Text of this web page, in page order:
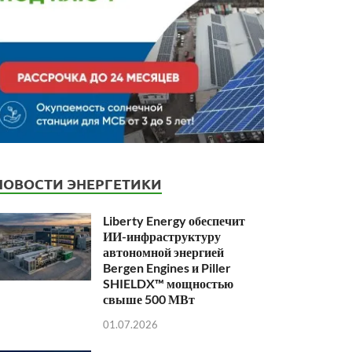
ЭНЕРГЕТИКИ
Liberty Energy обеспечит
ИИ-инфраструктуру
автономной энергией
Bergen Engines и Piller
SHIELDX™ мощностью
свыше 500 МВт
01.07.2026